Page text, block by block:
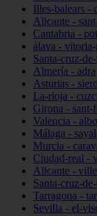
Illes-balears -
Alicante -
Cantabria -
álava - vitoria-
Santa-cruz-
Almería - adra
Asturias - siero
La-rioja -
Girona -
Valencia -
Málaga -
Murcia -
Ciudad-real -
Alicante -
Santa-cruz-
Tarragona -
Sevilla - el-